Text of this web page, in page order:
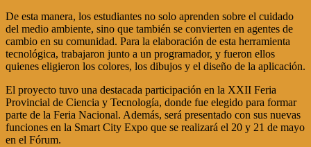
De esta manera, los estudiantes no solo aprenden sobre el cuidado
del medio ambiente, sino que también se convierten en agentes de
cambio en su comunidad. Para la elaboración de esta herramienta
tecnológica, trabajaron junto a un programador, y fueron ellos
quienes eligieron los colores, los dibujos y el diseño de la aplicación.
El proyecto tuvo una destacada participación en la XXII Feria
Provincial de Ciencia y Tecnología, donde fue elegido para formar
parte de la Feria Nacional. Además, será presentado con sus nuevas
funciones en la Smart City Expo que se realizará el 20 y 21 de mayo
en el Fórum.